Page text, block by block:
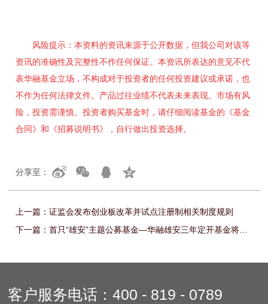
风险提示：本资料的资讯来源于公开数据，但我公司对该等
资讯的准确性及完整性不作任何保证。本资讯所表达的意见不代
表华融基金立场，不构成对于投资者的任何投资建议或承诺，也
不作为任何法律文件。产品过往业绩不代表未来表现。市场有风
险，投资需谨慎。投资者购买基金时，请仔细阅读基金的《基金
合同》和《招募说明书》，自行做出投资选择。
分享至：
上一篇：证监会发布创业板改革并试点注册制相关制度规则
下一篇：首只“雄安”主题公募基金—华融雄安三年定开基金将于6月5日重磅首发
客户服务电话：400 - 819 - 0789